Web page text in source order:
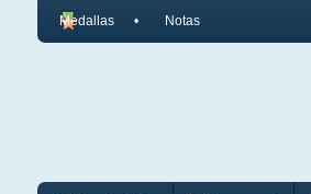
Medallas Notas